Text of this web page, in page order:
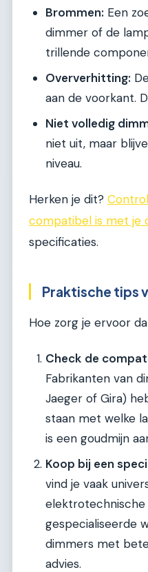
Brommen: Een
dimmer of de
trillende
Oververhitting:
aan de voorkant.
Niet volledig
niet uit, maar
niveau.
Herken je dit?
compatibel is met je
specificaties.
Praktische tips
Hoe zorg je ervoor
Check de
Fabrikanten van
Jaeger of Gira)
staan met welke
is een goudmijn
Koop bij een
vind je vaak
gespecialiseerde
dimmers met
advies.